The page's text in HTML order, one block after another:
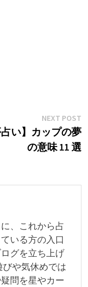
NEXT POST
占い】カップの夢
の意味 11 選
、これから占
いる方の入口
グを立ち上げ
びや気休めでは
問を星やカー